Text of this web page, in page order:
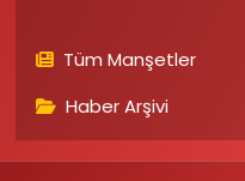
Tüm Manşetler
Haber Arşivi